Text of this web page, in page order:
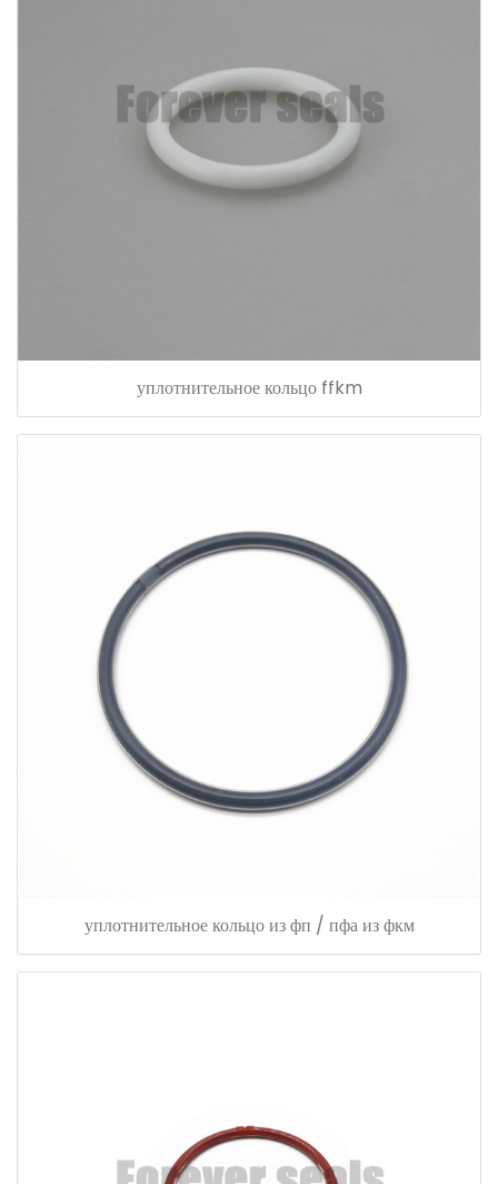
уплотнительное кольцо ffkm
уплотнительное кольцо из фп / пфа из фкм